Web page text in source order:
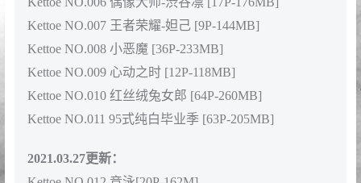
印的原片哦！后期还会不定时更新。
资源目录
Kettoe NO.001 微博配图 [1845P-1.07GB]
Kettoe NO.003 V家-GUMI [10P-109MB]